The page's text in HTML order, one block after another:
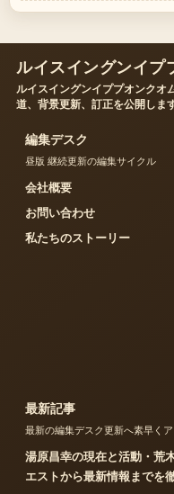
ルイスイングンイプ
ルイスイングンイププオンクオ
道、背景更新、訂正を公開します
編集デスク
昼版 継続更新の編集サイクル
会社概要
お問い合わせ
私たちのストーリー
最新記事
最新の編集デスク更新へ素早くア
湯原昌幸の現在と活動・荒
エストから最新情報までを